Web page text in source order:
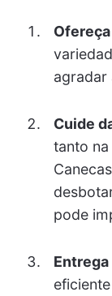
agradar
Cuide
tanto
pode
Entrega